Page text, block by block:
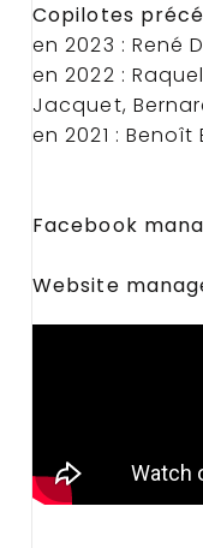
Copilotes
en 2023 : René
en 2022 :
Jacquet,
en 2021 : Benoît
Facebook
Website